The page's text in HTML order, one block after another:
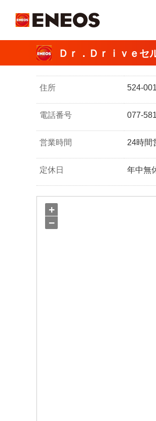
Ｄｒ．Ｄｒｉｖｅセ
住所 524-
電話番号 077-
営業時間 24時間
定休日 年中無
+
−